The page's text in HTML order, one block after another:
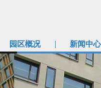
园区概况 新闻中心